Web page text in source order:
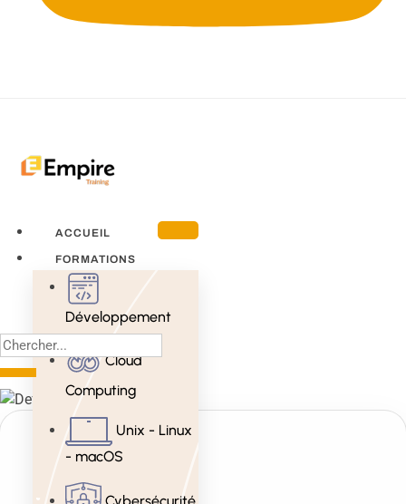
ACCUEIL
FORMATIONS
Développement
Cloud
Computing
Unix - Linux
- macOS